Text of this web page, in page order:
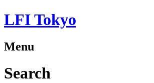
LFI Tokyo
Menu
Search